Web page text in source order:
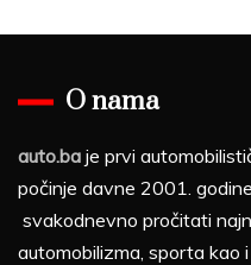
O nama
auto.ba je prvi
počinje davne 2001.
svakodnevno pročitati
automobilizma, sporta kao